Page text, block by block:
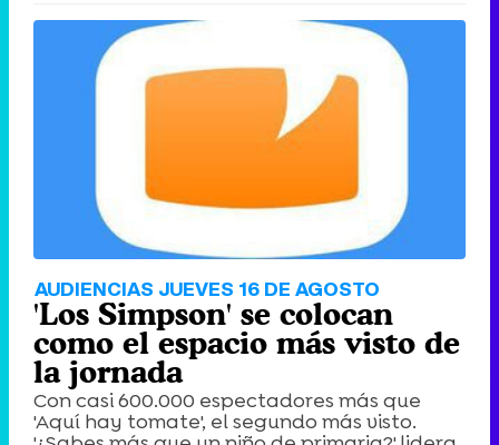
AUDIENCIAS JUEVES 16 DE AGOSTO
'Los Simpson' se colocan
como el espacio más visto de
la jornada
Con casi 600.000 espectadores más que
'Aquí hay tomate', el segundo más visto.